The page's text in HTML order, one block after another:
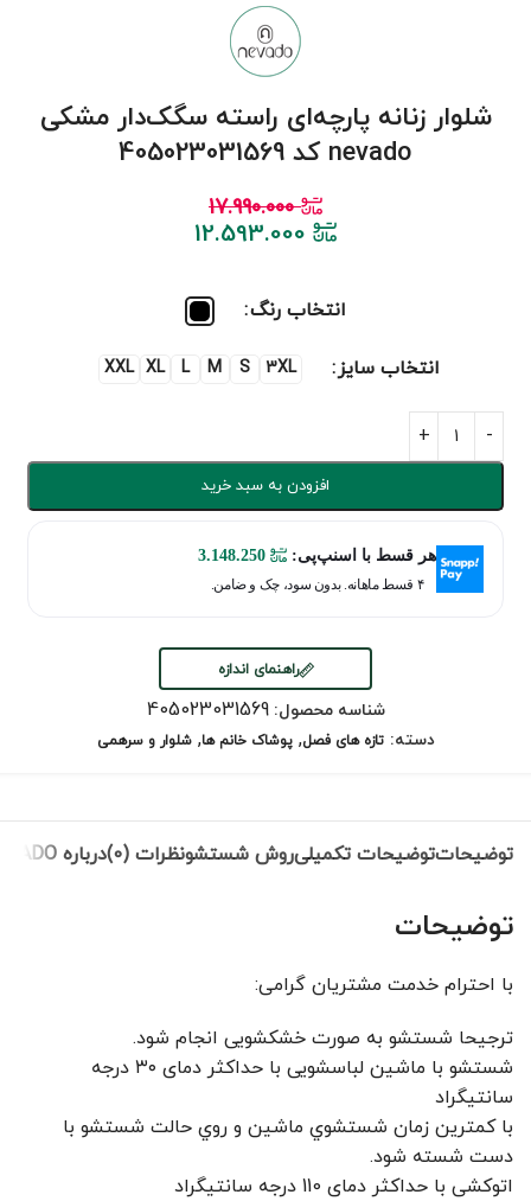
شلوار زنانه پارچه‌ای راسته سگک‌دار مشکی
nevado کد 405023031569
17.990.000
12.593.000
انتخاب رنگ
انتخاب سایز 3XL
S
M
L
XL
XXL
افزودن به سبد خرید
هر قسط با اسنپ‌پی: 3.148.250
۴ قسط ماهانه. بدون سود، چک و ضامن.
راهنمای اندازه
شناسه محصول:405023031569
دسته: تازه های فصل, پوشاک خانم ها, شلوار و سرهمی
توضیحاتتوضیحات تکمیلیروش شستشونظرات (0) درباره NEVADO
توضیحات
با احترام خدمت مشتریان گرامی:
ترجیحا شستشو به صورت خشکشویی انجام شود.
شستشو با ماشین لباسشویی با حداکثر دمای ۳۰ درجه
سانتیگراد
با کمترين زمان شستشوي ماشين و روي حالت شستشو با
دست شسته شود.
اتوکشی با حداکثر دمای 110 درجه سانتیگراد